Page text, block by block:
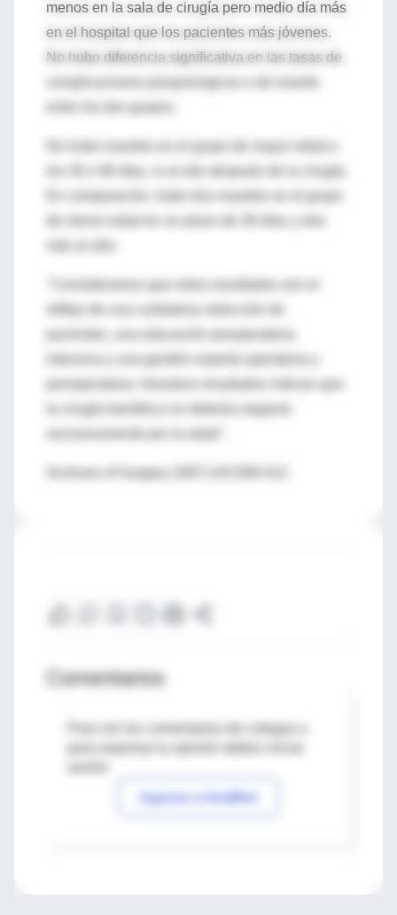
menos en la sala de cirugía pero medio día más
en el hospital que los pacientes más jóvenes.
No hubo diferencia significativa en las tasas de
complicaciones posquirúrgicas o de muerte
entre los dos grupos.
No hubo muertes en el grupo de mayor edad a
los 30 o 90 días, ni al año después de la cirugía.
En comparación, hubo tres muertes en el grupo
intensiva y una gestión experta operatoria y
perioperatoria. Nuestros resultados indican que
la cirugía bariátrica no debería negarse
Archives of Surgery 2007;142:506-512
Comentarios
Para ver los comentarios de colegas o
Ingresar a IntraMed